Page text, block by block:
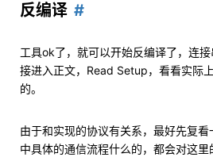
反编译
工具ok了，就可以开始反编译了，连
接进入正文，Read Setup，看看实际
的。
由于和实现的协议有关系，最好先复
中具体的通信流程什么的，都会对这里